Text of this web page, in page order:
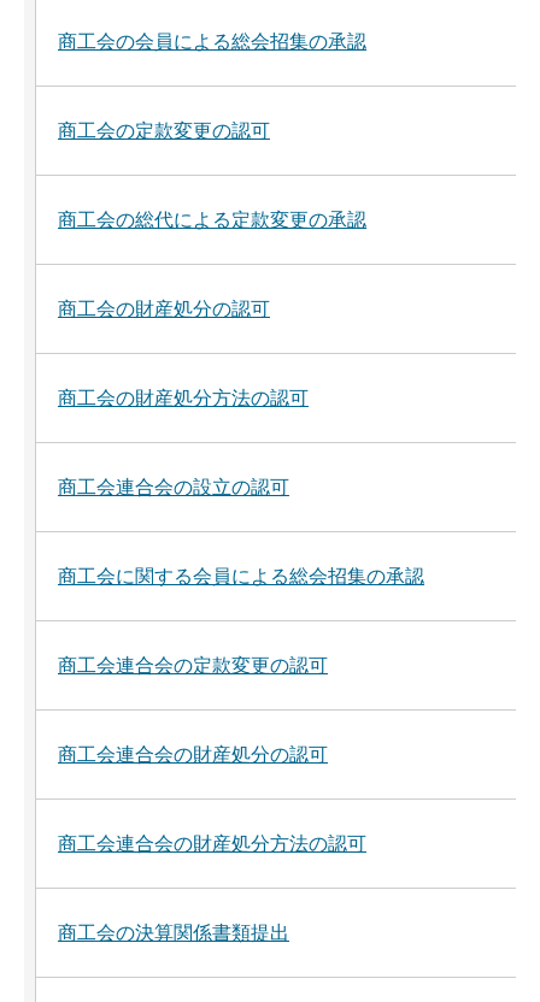
商工会の会員による総会招集の承認
商工会の定款変更の認可
商工会の総代による定款変更の承認
商工会の財産処分の認可
商工会の財産処分方法の認可
商工会連合会の設立の認可
商工会に関する会員による総会招集の承認
商工会連合会の定款変更の認可
商工会連合会の財産処分の認可
商工会連合会の財産処分方法の認可
商工会の決算関係書類提出